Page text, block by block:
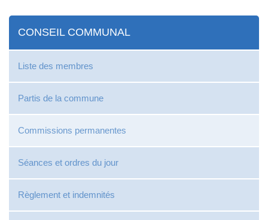
CONSEIL COMMUNAL
Liste des membres
Partis de la commune
Commissions permanentes
Séances et ordres du jour
Règlement et indemnités